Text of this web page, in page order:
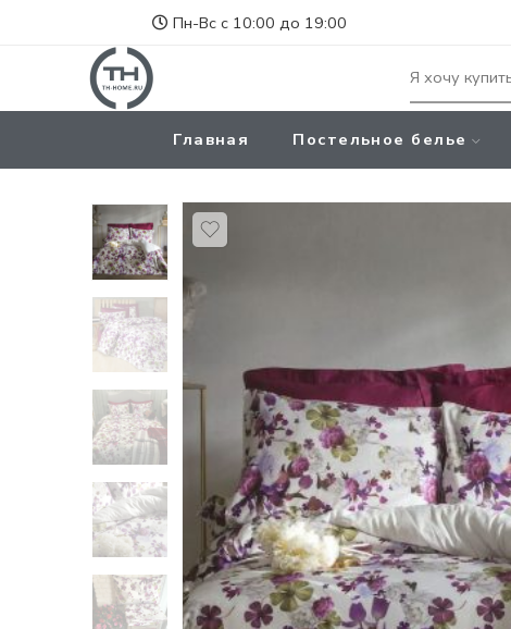
Пн-Вс с 10:00 до 19:00
Главная Постельное белье